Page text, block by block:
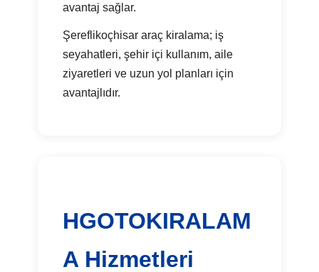
avantaj sağlar.
Şereflikoçhisar araç kiralama; iş
seyahatleri, şehir içi kullanım, aile
ziyaretleri ve uzun yol planları için
avantajlıdır.
HGOTOKIRALAM
A Hizmetleri